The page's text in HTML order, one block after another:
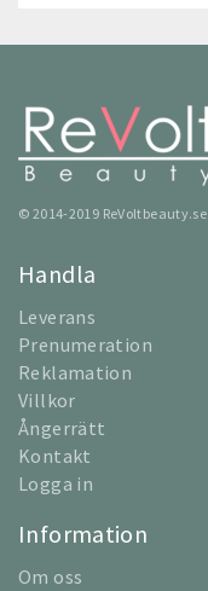
© 2014-2019 ReVoltbeauty.se
Handla
Leverans
Prenumeration
Reklamation
Villkor
Ångerrätt
Kontakt
Logga in
Information
Om oss